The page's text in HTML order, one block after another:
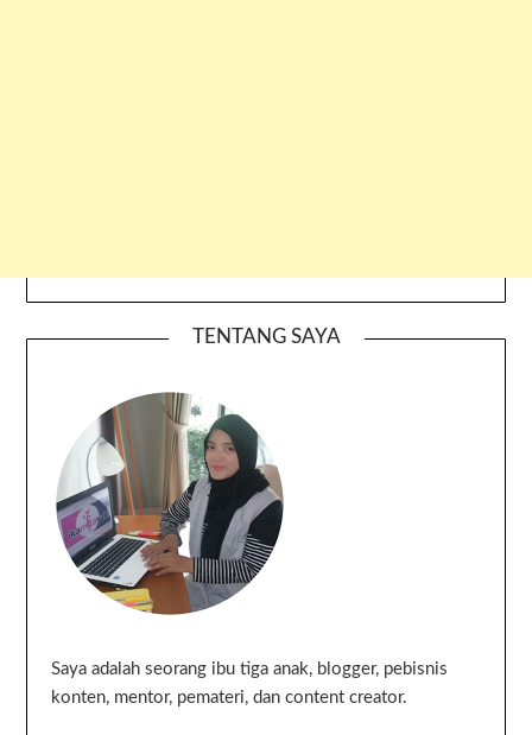
TENTANG SAYA
Saya adalah seorang ibu tiga anak, blogger, pebisnis
konten, mentor, pemateri, dan content creator.